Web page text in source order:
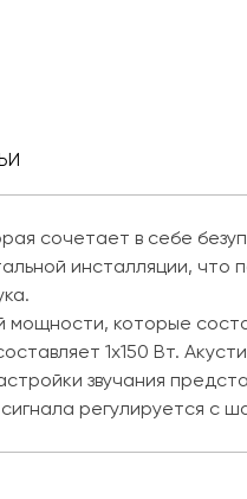
сочетает в себе
инсталляции, что
мощности, которые
1х150 Вт.
звучания
регулируется с